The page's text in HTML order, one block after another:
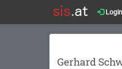
Login
Gerhard